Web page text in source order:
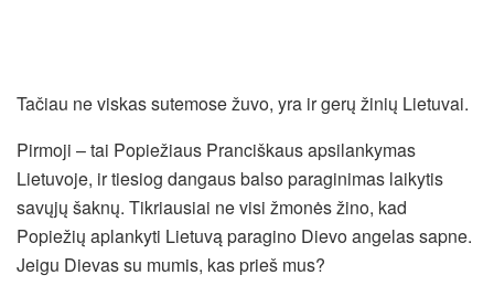
Tačiau ne viskas sutemose žuvo, yra ir gerų žinių Lietuvai.
Pirmoji – tai Popiežiaus Pranciškaus apsilankymas
Lietuvoje, ir tiesiog dangaus balso paraginimas laikytis
savųjų šaknų. Tikriausiai ne visi žmonės žino, kad
Popiežių aplankyti Lietuvą paragino Dievo angelas sapne.
Jeigu Dievas su mumis, kas prieš mus?